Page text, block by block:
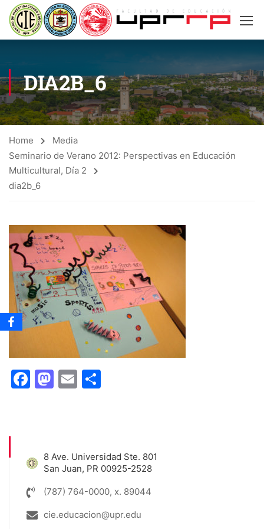
DIA2B_6
Home
Media
Seminario de Verano 2012: Perspectivas en Educación
Multicultural, Día 2
dia2b_6
Facebook
Mastodon
Email
8 Ave. Universidad Ste. 801
San Juan, PR 00925-2528
(787) 764-0000, x. 89044
cie.educacion@upr.edu